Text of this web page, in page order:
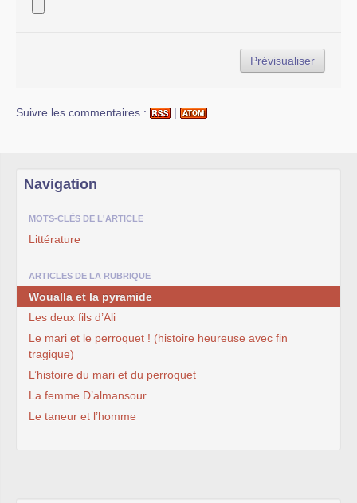
Suivre les commentaires : |
Navigation
MOTS-CLÉS DE L'ARTICLE
Littérature
ARTICLES DE LA RUBRIQUE
Woualla et la pyramide
Les deux fils d’Ali
Le mari et le perroquet ! (histoire heureuse avec fin
tragique)
L’histoire du mari et du perroquet
La femme D’almansour
Le taneur et l’homme